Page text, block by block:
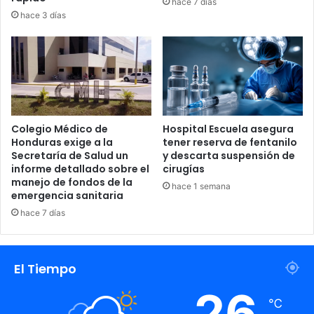
que, de no recibirse una convocatoria oficial desde la
Presidencia de la República en las próximas horas, las
medidas de presión se radicalizarán con cierres de calles
en otras ciudades importantes del país.
Mira también:
hace 3 días
Colegio Médico de
Honduras exige a la
Secretaría de Salud un
informe detallado sobre el
manejo de fondos de la
emergencia sanitaria
hace 7 días
Hospital Escuela asegura
tener reserva de fentanilo
y descarta suspensión de
cirugías
hace 1 semana
El Tiempo
℃